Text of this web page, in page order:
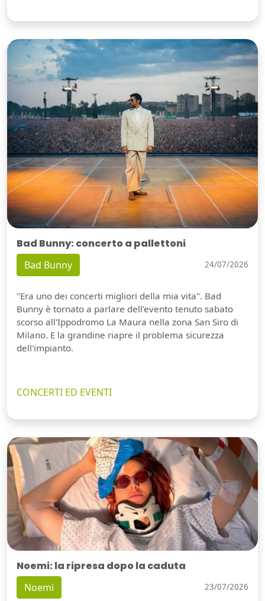
Bad Bunny: concerto a pallettoni
Bad Bunny 24/07/2026
"Era uno dei concerti migliori della mia vita". Bad
Bunny è tornato a parlare dell'evento tenuto sabato
scorso all'Ippodromo La Maura nella zona San Siro di
Milano. E la grandine riapre il problema sicurezza
dell'impianto.
CONCERTI ED EVENTI
Noemi: la ripresa dopo la caduta
Noemi 23/07/2026